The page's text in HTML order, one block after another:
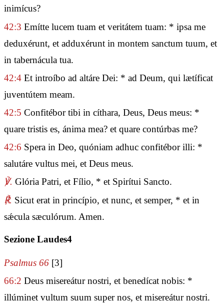
inimícus?
42:3 Emítte lucem tuam et veritátem tuam: * ipsa me
deduxérunt, et adduxérunt in montem sanctum tuum, et
in tabernácula tua.
42:4 Et introíbo ad altáre Dei: * ad Deum, qui lætíficat
juventútem meam.
42:5 Confitébor tibi in cíthara, Deus, Deus meus: *
quare tristis es, ánima mea? et quare contúrbas me?
42:6 Spera in Deo, quóniam adhuc confitébor illi: *
salutáre vultus mei, et Deus meus.
℣. Glória Patri, et Fílio, * et Spirítui Sancto.
℟. Sicut erat in princípio, et nunc, et semper, * et in
sǽcula sæculórum. Amen.
Sezione Laudes4
Psalmus 66 [3]
66:2 Deus misereátur nostri, et benedícat nobis: *
illúminet vultum suum super nos, et misereátur nostri.